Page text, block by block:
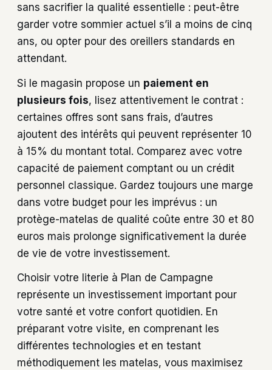
sans sacrifier la qualité essentielle : peut-être
garder votre sommier actuel s’il a moins de cinq
ans, ou opter pour des oreillers standards en
attendant.
Si le magasin propose un paiement en
plusieurs fois, lisez attentivement le contrat :
certaines offres sont sans frais, d’autres
ajoutent des intérêts qui peuvent représenter 10
à 15% du montant total. Comparez avec votre
capacité de paiement comptant ou un crédit
personnel classique. Gardez toujours une marge
dans votre budget pour les imprévus : un
protège-matelas de qualité coûte entre 30 et 80
euros mais prolonge significativement la durée
de vie de votre investissement.
Choisir votre literie à Plan de Campagne
représente un investissement important pour
votre santé et votre confort quotidien. En
préparant votre visite, en comprenant les
différentes technologies et en testant
méthodiquement les matelas, vous maximisez